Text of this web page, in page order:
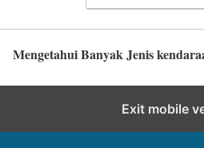
Mengetahui Banyak Jenis
Exit mobile